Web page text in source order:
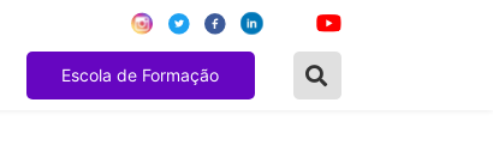
Escola de Formação